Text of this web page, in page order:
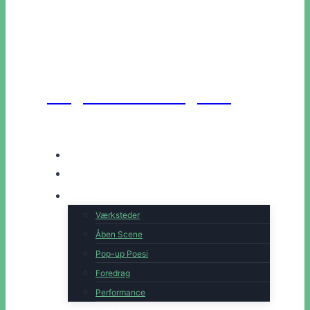
Unge Danske Digtere
Værksteder
Åben Scene
Pop-up Poesi
Foredrag
Performance